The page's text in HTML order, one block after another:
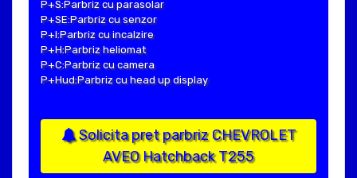
P+S:Parbriz cu parasolar
P+SE:Parbriz cu senzor
P+I:Parbriz cu incalzire
P+H:Parbriz heliomat
P+C:Parbriz cu camera
P+Hud:Parbriz cu head up display
Solicita pret parbriz CHEVROLET
AVEO Hatchback T255